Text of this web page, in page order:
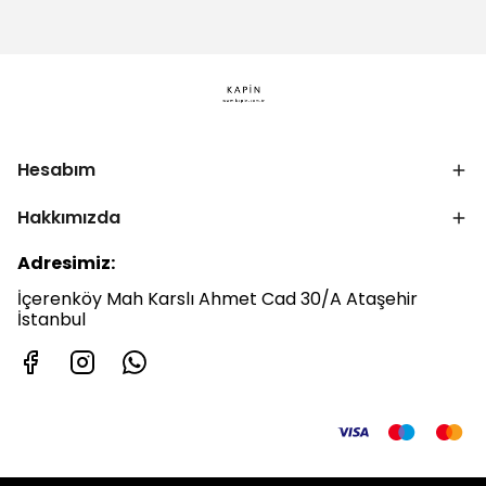
Hesabım
Hakkımızda
Adresimiz:
İçerenköy Mah Karslı Ahmet Cad 30/A Ataşehir
İstanbul